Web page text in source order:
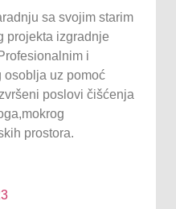
sa svojim starim
projekta izgradnje
i
osoblja uz pomoć
poslovi čišćenja
prostora.